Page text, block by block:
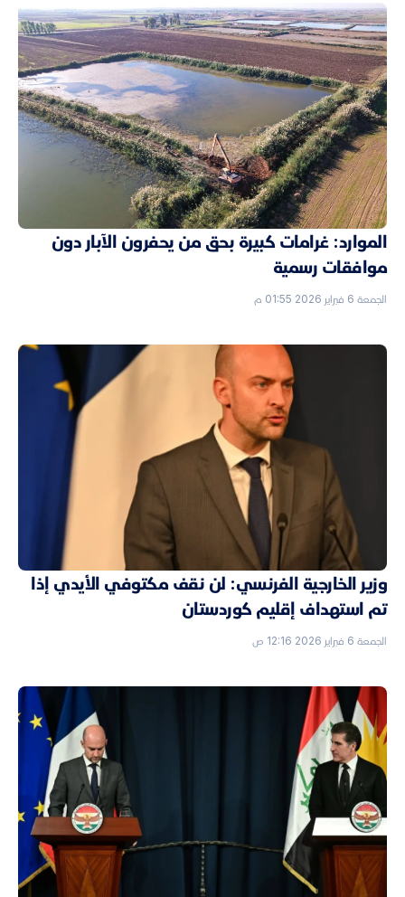
الموارد: غرامات كبيرة بحق من يحفرون الآبار دون
موافقات رسمية
الجمعة 6 فبراير 2026 01:55 م
وزير الخارجية الفرنسي: لن نقف مكتوفي الأيدي إذا
تم استهداف إقليم كوردستان
الجمعة 6 فبراير 2026 12:16 ص